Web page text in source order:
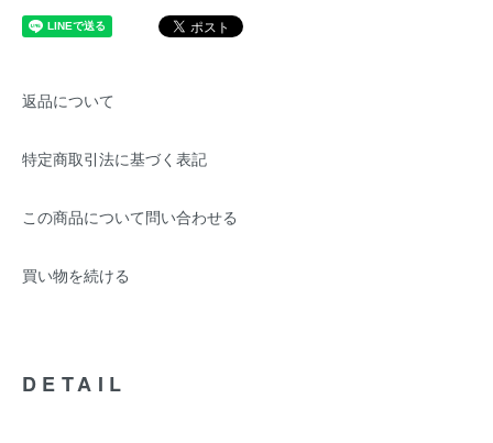
返品について
特定商取引法に基づく表記
この商品について問い合わせる
買い物を続ける
DETAIL